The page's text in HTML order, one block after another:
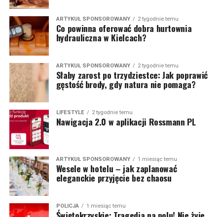
ARTYKUŁ SPONSOROWANY 2 tygodnie temu
Co powinna oferować dobra hurtownia
hydrauliczna w Kielcach?
ARTYKUŁ SPONSOROWANY 2 tygodnie temu
Słaby zarost po trzydziestce: Jak poprawić
gęstość brody, gdy natura nie pomaga?
LIFESTYLE 2 tygodnie temu
Nawigacja 2.0 w aplikacji Rossmann PL
ARTYKUŁ SPONSOROWANY 1 miesiąc temu
Wesele w hotelu – jak zaplanować
eleganckie przyjęcie bez chaosu
POLICJA 1 miesiąc temu